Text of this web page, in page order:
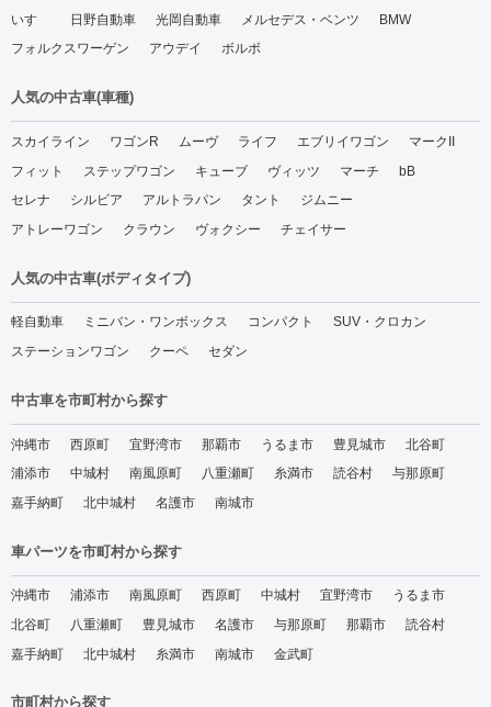
いすゞ
日野自動車 光岡自動車 メルセデス・ベンツ
BMW
フォルクスワーゲン
アウデイ ボルボ
人気の中古車(車種)
スカイライン ワゴンR ムーヴ ライフ エブリイワゴン
マークII
フィット
ステップワゴン キューブ ヴィッツ マーチ
bB
セレナ
シルビア アルトラパン タント
ジムニー
アトレーワゴン
クラウン ヴォクシー チェイサー
人気の中古車(ボディタイプ)
軽自動車 ミニバン・ワンボックス コンパクト
SUV・クロカン
ステーションワゴン
クーペ セダン
中古車を市町村から探す
沖縄市 西原町 宜野湾市 那覇市 うるま市 豊見城市
北谷町
浦添市
中城村 南風原町 八重瀬町 糸満市 読谷村
与那原町
嘉手納町
北中城村 名護市 南城市
車パーツを市町村から探す
沖縄市 浦添市 南風原町 西原町 中城村 宜野湾市
うるま市
北谷町
八重瀬町 豊見城市 名護市 与那原町 那覇市
読谷村
嘉手納町
北中城村 糸満市 南城市 金武町
市町村から探す